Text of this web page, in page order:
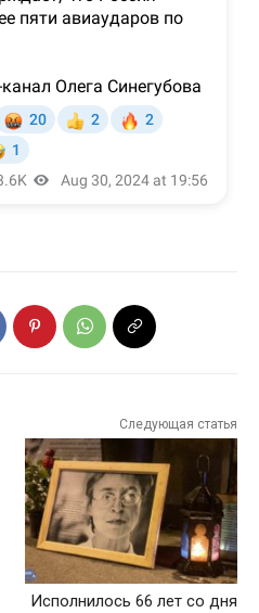
Следующая статья
Исполнилось 66 лет со дня